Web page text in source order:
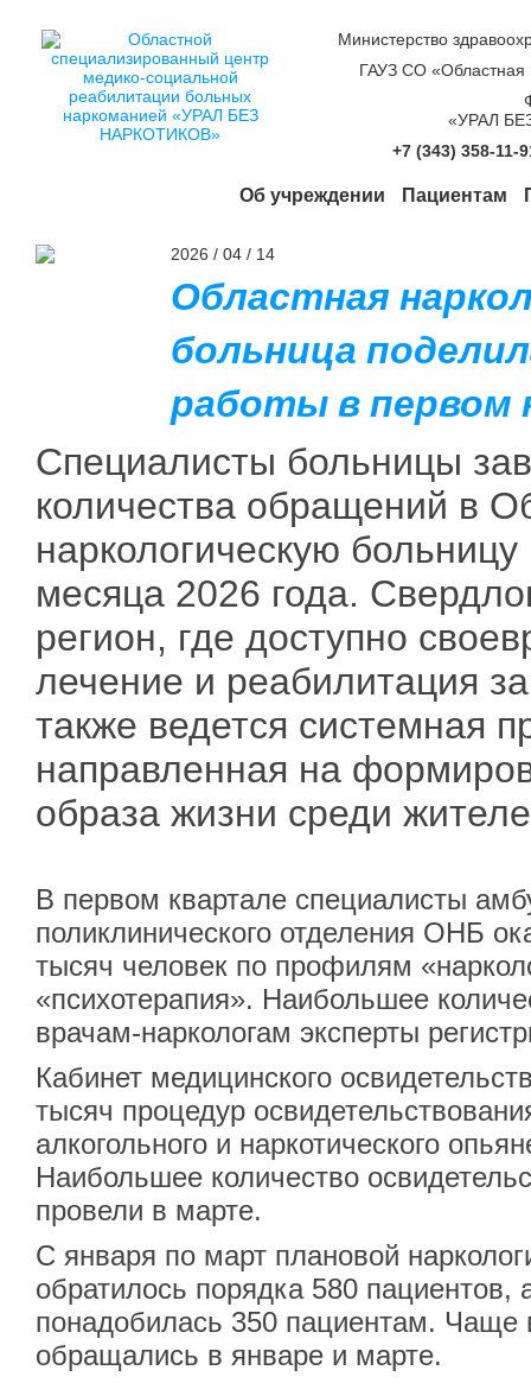
Министерство
ГАУЗ СО «Областная
«УРАЛ
+7 (343) 358-11-
Об учреждении Пациентам
2026 / 04 / 14
Областная
больница
работы в первом
Специалисты больницы
количества обращений в
наркологическую
месяца 2026 года.
регион, где доступно
лечение и реабилитация
также ведется системная
направленная на
образа жизни среди
В первом квартале специалисты
поликлинического отделения ОНБ
тысяч человек по профилям
«психотерапия». Наибольшее
врачам-наркологам эксперты
Кабинет медицинского
тысяч процедур
алкогольного и наркотического
Наибольшее количество
провели в марте.
С января по март плановой
обратилось порядка 580
понадобилась 350 пациентам. Чаще
обращались в январе и марте.